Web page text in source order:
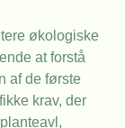
økologiske
at forstå
af de første
krav, der